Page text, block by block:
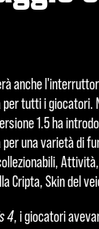
anche
per tutti i giocatori.
1.5 ha
una varietà di
Cripta, Skin del
4, i giocatori